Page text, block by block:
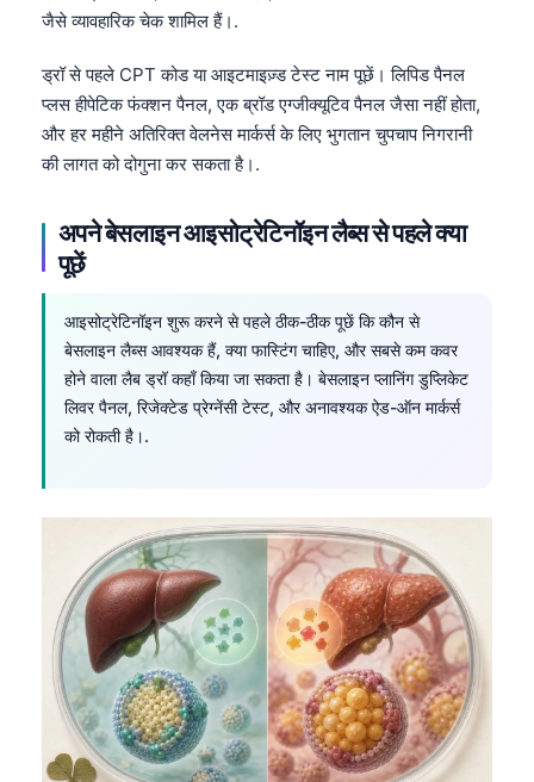
जैसे व्यावहारिक चेक शामिल हैं।.
ड्रॉ से पहले CPT कोड या आइटमाइज़्ड टेस्ट नाम पूछें। लिपिड पैनल
प्लस हीपेटिक फंक्शन पैनल, एक ब्रॉड एग्जीक्यूटिव पैनल जैसा नहीं होता,
और हर महीने अतिरिक्त वेलनेस मार्कर्स के लिए भुगतान चुपचाप निगरानी
की लागत को दोगुना कर सकता है।.
अपने बेसलाइन आइसोट्रेटिनॉइन लैब्स से पहले क्या
पूछें
आइसोट्रेटिनॉइन शुरू करने से पहले ठीक-ठीक पूछें कि कौन से
बेसलाइन लैब्स आवश्यक हैं, क्या फास्टिंग चाहिए, और सबसे कम कवर
होने वाला लैब ड्रॉ कहाँ किया जा सकता है। बेसलाइन प्लानिंग डुप्लिकेट
लिवर पैनल, रिजेक्टेड प्रेग्नेंसी टेस्ट, और अनावश्यक ऐड-ऑन मार्कर्स
को रोकती है।.
Slovenčina
كوردی‎
پښتو
سنڌي
සිංහල
অসমীয়া
Galego
Euskara
Gàidhlig
Occitan
Монгол
ພາສາລາວ
Basa Jawa
Cebuano
ئۇيغۇرچە
Кыргызча